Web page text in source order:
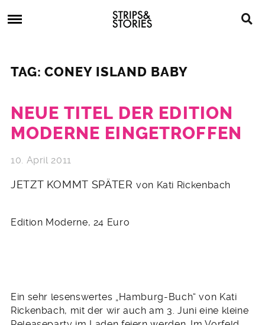
to
Strips
&
Stories
Comics,
TAG: CONEY ISLAND BABY
NEUE TITEL DER EDITION
MODERNE EINGETROFFEN
10. April 2011
JETZT KOMMT SPÄTERvon Kati Rickenbach
Edition Moderne, 24 Euro
Ein sehr lesenswertes „Hamburg-Buch“ von Kati
Rickenbach, mit der wir auch am 3. Juni eine kleine